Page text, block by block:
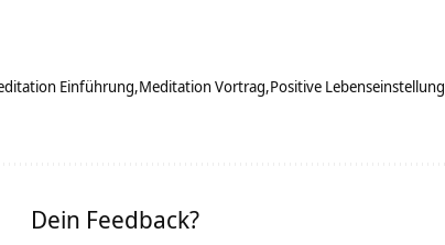
Einführung Meditation Vortrag Positive Lebenseinstellung
Dein Feedback?